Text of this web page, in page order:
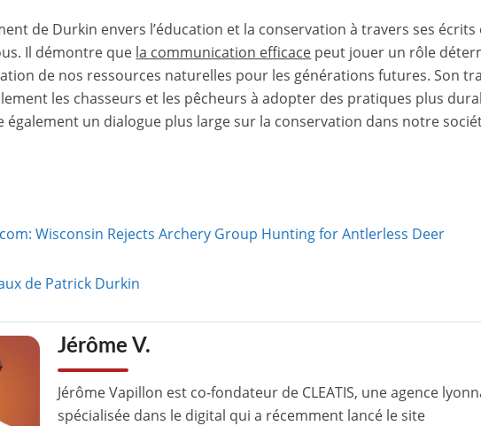
de Durkin envers l’éducation et la conservation à travers ses écrits
Il démontre que la communication efficace peut jouer un rôle
de nos ressources naturelles pour les générations futures. Son
les chasseurs et les pêcheurs à adopter des pratiques plus
également un dialogue plus large sur la conservation dans notre
Wisconsin Rejects Archery Group Hunting for Antlerless Deer
de Patrick Durkin
Jérôme V.
Jérôme Vapillon est co-fondateur de CLEATIS, une agence
spécialisée dans le digital qui a récemment lancé le site